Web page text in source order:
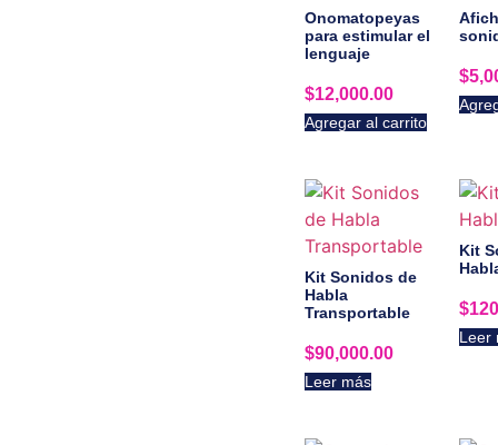
Onomatopeyas
para estimular el
lenguaje
$12,000.00
Agregar al carrito
$
Kit Sonidos de
Habla
Transportable
$90,000.00
Leer más
Kit
$
Leer